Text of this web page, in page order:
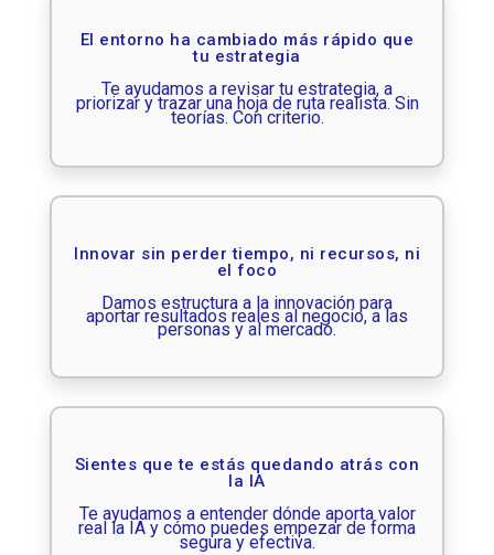
El entorno ha cambiado más rápido que
tu estrategia
Te ayudamos a revisar tu estrategia, a
priorizar y trazar una hoja de ruta realista. Sin
teorías. Con criterio.
Innovar sin perder tiempo, ni recursos, ni
el foco
Damos estructura a la innovación para
aportar resultados reales al negocio, a las
personas y al mercado.
Sientes que te estás quedando atrás con
la IA
Te ayudamos a entender dónde aporta valor
real la IA y cómo puedes empezar de forma
segura y efectiva.